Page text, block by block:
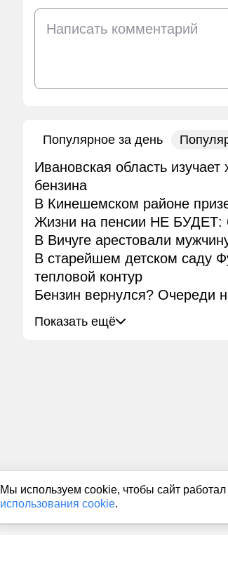
Мы используем cookie, чтобы сайт
использования cookie.
Популярное за день
Ивановская область
бензина
В Кинешемском районе
Жизни на пенсии НЕ БУДЕТ:
В Вичуге арестовали
В старейшем детском саду
тепловой контур
Бензин вернулся? Очереди
Показать ещё